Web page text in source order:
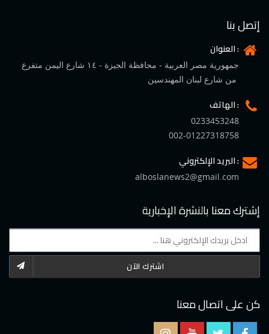
إتصل بنا
العنوان :
جمهورية مصر العربية - محافظة الجيزة - ١٤ شارع اليمن متفرع
الهاتف :
0233453248
002-01227318758
البريد الإلكتروني :
alboslanews2@gmail.com
إشترك معنا بالنشرة الإخبارية
اشترك الآن
كن على اتصال معنا